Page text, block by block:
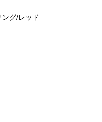
グ/レッド